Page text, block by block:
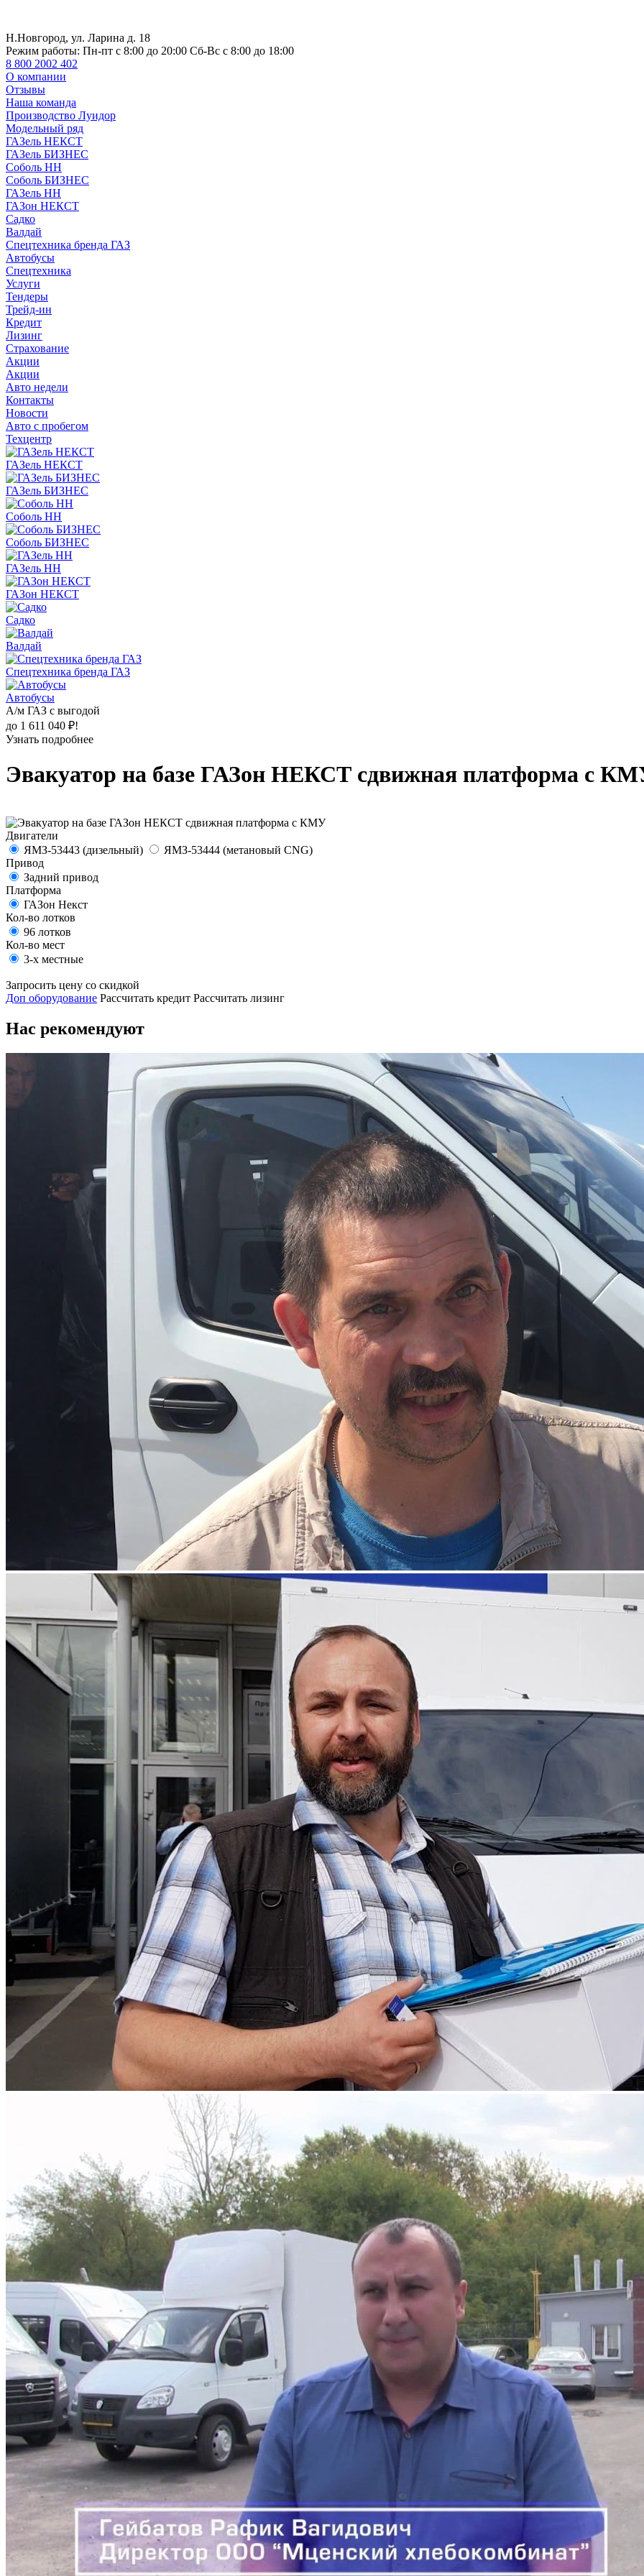
Н.Новгород, ул. Ларина д. 18
Режим работы: Пн-пт с 8:00 до 20:00 Сб-Вс с 8:00 до 18:00
8 800 2002 402
О компании
Отзывы
Наша команда
Производство Луидор
Модельный ряд
ГАЗель НЕКСТ
ГАЗель БИЗНЕС
Соболь НН
Соболь БИЗНЕС
ГАЗель НН
ГАЗон НЕКСТ
Садко
Валдай
Спецтехника бренда ГАЗ
Автобусы
Спецтехника
Услуги
Тендеры
Трейд-ин
Кредит
Лизинг
Страхование
Акции
Акции
Авто недели
Контакты
Новости
Авто с пробегом
Техцентр
ГАЗель НЕКСТ
ГАЗель БИЗНЕС
Соболь НН
Соболь БИЗНЕС
ГАЗель НН
ГАЗон НЕКСТ
Садко
Валдай
Спецтехника бренда ГАЗ
Автобусы
А/м ГАЗ с выгодой
до 1 611 040 ₽!
Узнать подробнее
Эвакуатор на базе ГАЗон НЕКСТ сдвижная платформа с
Двигатели
ЯМЗ-53443 (дизельный)
ЯМЗ-53444 (метановый CNG)
Привод
Задний привод
Платформа
ГАЗон Некст
Кол-во лотков
96 лотков
Кол-во мест
3-х местные
Запросить цену со скидкой
Доп оборудование Рассчитать кредит Рассчитать лизинг
Нас рекомендуют